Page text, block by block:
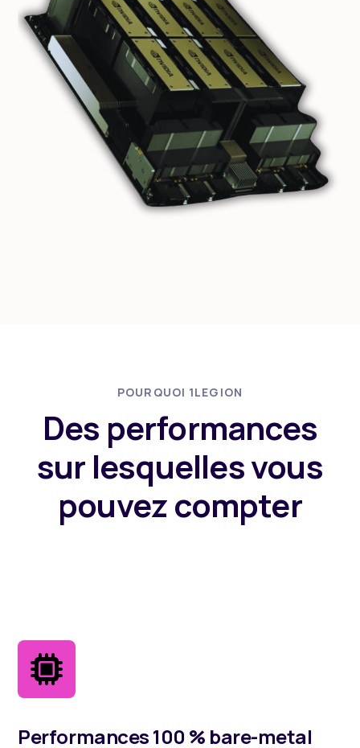
POURQUOI 1LEGION
Des performances
sur lesquelles vous
pouvez compter
Performances 100 % bare-metal